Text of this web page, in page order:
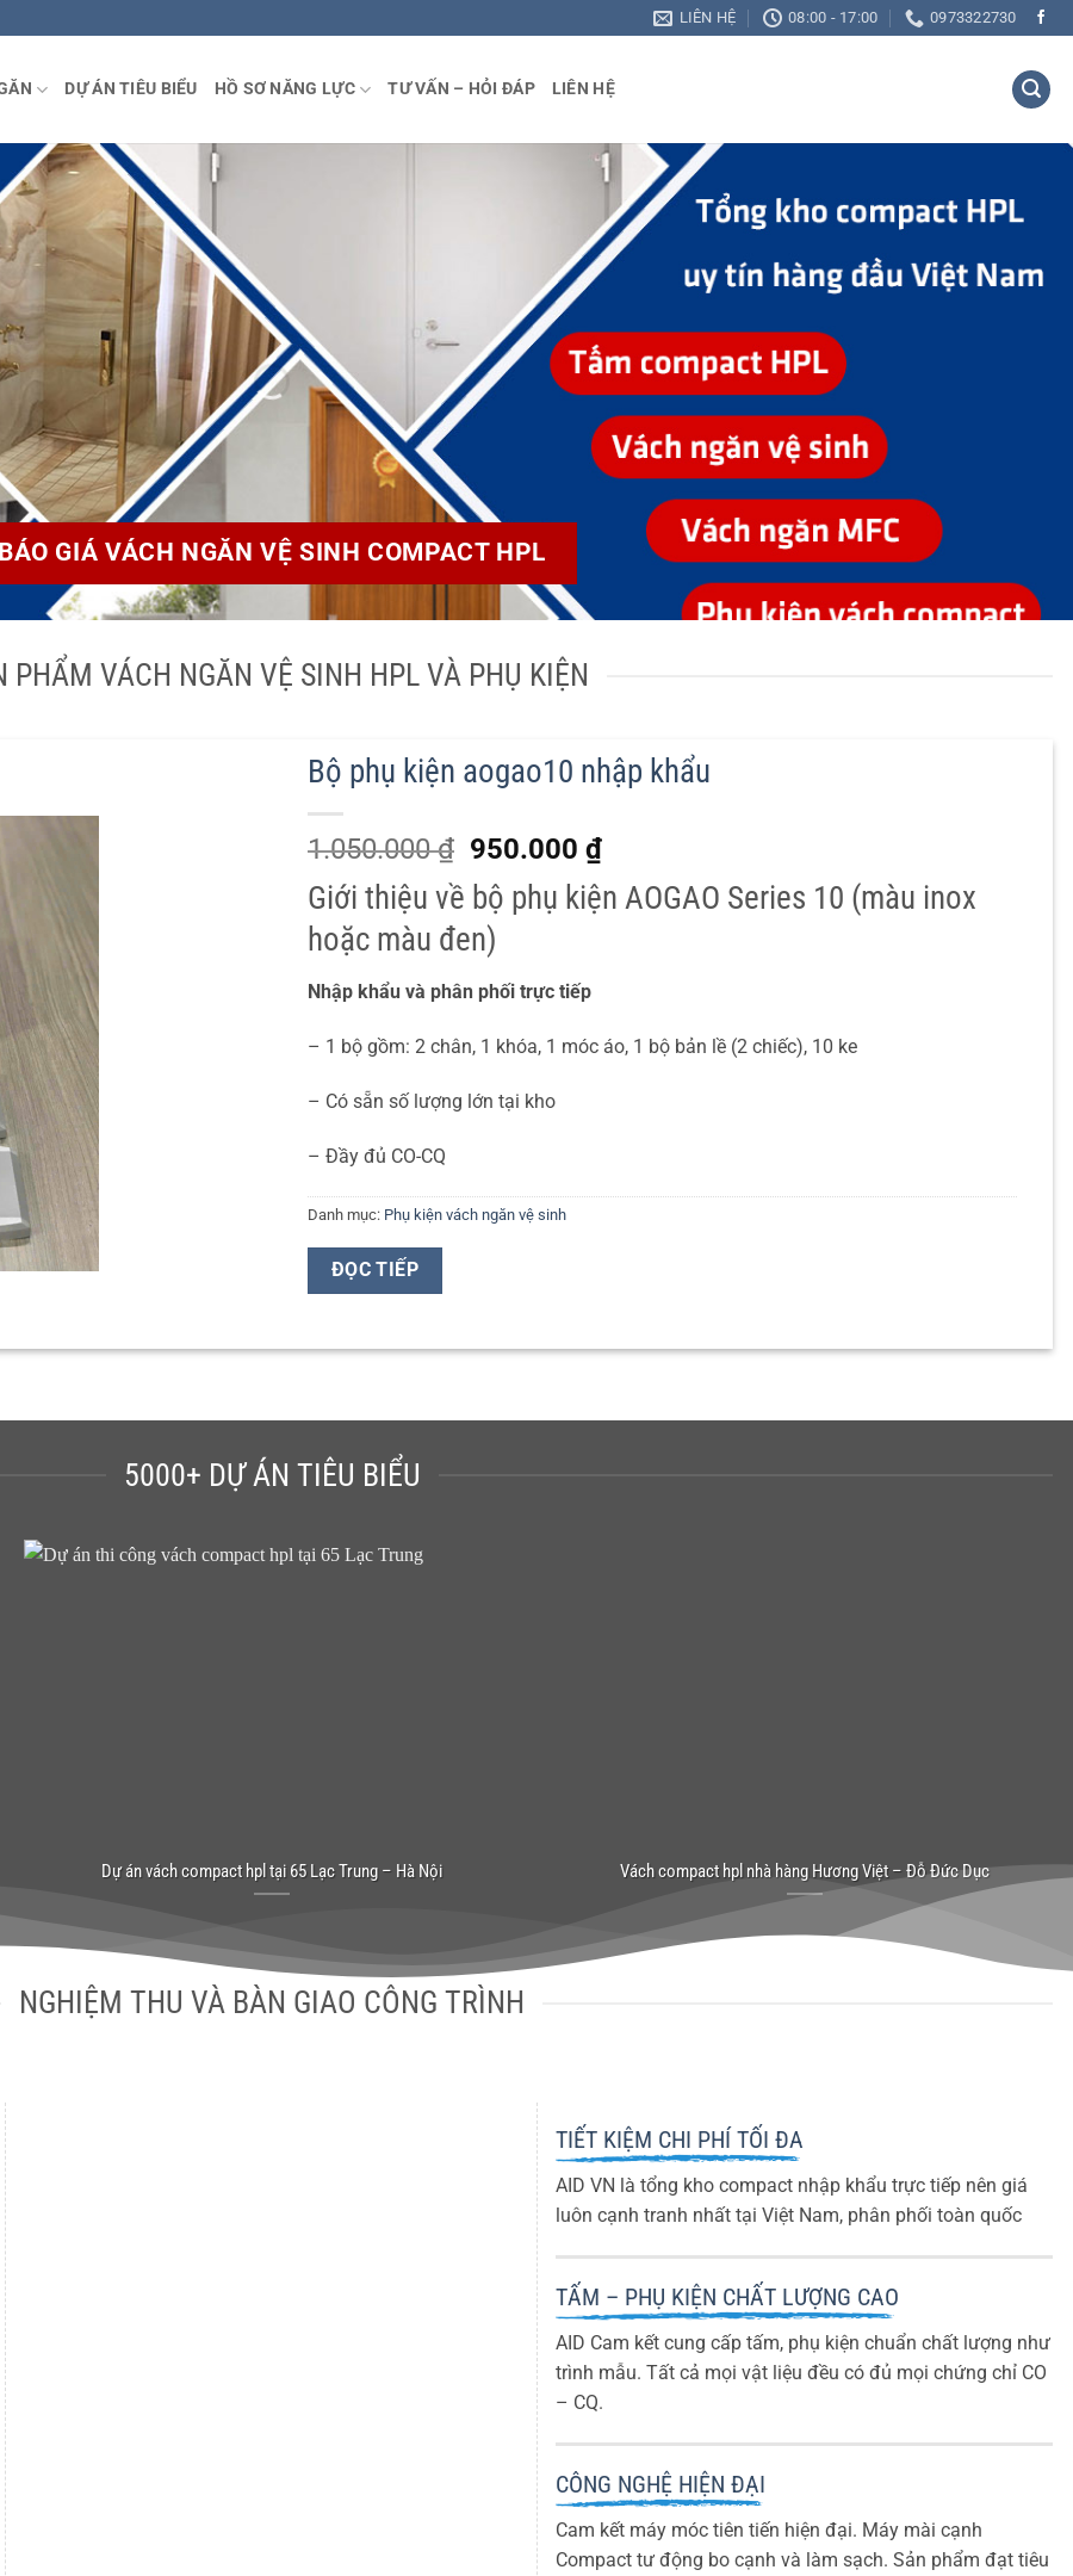
LIÊN HỆ 08:00 - 17:00 0973322730
DỰ ÁN TIÊU BIỂU HỒ SƠ NĂNG LỰC TƯ VẤN – HỎI ĐÁP LIÊN HỆ
BÁO GIÁ VÁCH NGĂN VỆ SINH COMPACT HPL
PHẨM VÁCH NGĂN VỆ SINH HPL VÀ PHỤ KIỆN
Bộ phụ kiện aogao10 nhập khẩu
1.050.000₫ Giá
gốc
là:
1.050.000 ₫.
950.000₫Giá
tại
Giới thiệu về bộ phụ kiện AOGAO Series 10 (màu inox
hoặc màu đen)
Nhập khẩu và phân phối trực tiếp
– 1 bộ gồm: 2 chân, 1 khóa, 1 móc áo, 1 bộ bản lề (2 chiếc), 10 ke
– Có sẵn số lượng lớn tại kho
– Đầy đủ CO-CQ
Danh mục: Phụ kiện vách ngăn vệ sinh
ĐỌC TIẾP
5000+ DỰ ÁN TIÊU BIỂU
Dự án vách compact hpl tại 65 Lạc Trung – Hà Nội Vách compact hpl nhà hàng Hương Việt – Đỗ Đức Dục
NGHIỆM THU VÀ BÀN GIAO CÔNG TRÌNH
TIẾT KIỆM CHI PHÍ TỐI ĐA
AID VN là tổng kho compact nhập khẩu trực tiếp nên giá
luôn cạnh tranh nhất tại Việt Nam, phân phối toàn quốc
TẤM – PHỤ KIỆN CHẤT LƯỢNG CAO
AID Cam kết cung cấp tấm, phụ kiện chuẩn chất lượng như
trình mẫu. Tất cả mọi vật liệu đều có đủ mọi chứng chỉ CO
– CQ.
CÔNG NGHỆ HIỆN ĐẠI
Cam kết máy móc tiên tiến hiện đại. Máy mài cạnh
Compact tư động bo cạnh và làm sạch. Sản phẩm đạt tiêu